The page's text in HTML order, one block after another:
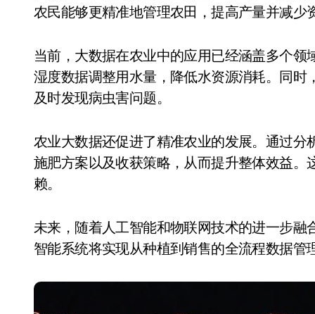
农民能够更精准地管理农田，提高产量并减少
当前，大数据在农业中的应用已经涵盖多个
湿度数据调整用水量，降低水资源消耗。同
及时发现病虫害问题。
农业大数据还促进了精准农业的发展。通过
施肥方案以及收获策略，从而提升整体效益
赖。
未来，随着人工智能和物联网技术的进一步
智能系统将实现从种植到销售的全流程数据